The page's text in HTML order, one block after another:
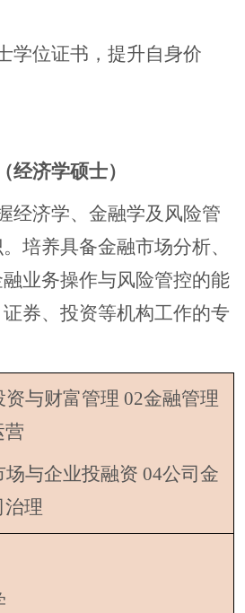
学位证书，提升自身价
经济学硕士）
经济学、金融学及风险管
培养具备金融市场分析、
业务操作与风险管控的能
券、投资等机构工作的专
资与财富管理 02金融管理
营
场与企业投融资 04公司金
理